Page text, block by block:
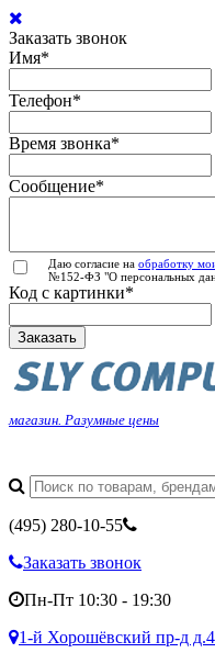
Заказать звонок
Имя*
Телефон*
Время звонка*
Сообщение*
Даю согласие на обработку
№152-ФЗ "О персональных
Код с картинки*
Заказать
магазин. Разумные цены
(495) 280-10-55
Заказать звонок
Пн-Пт 10:30 - 19:30
1-й Хорошёвский пр-д